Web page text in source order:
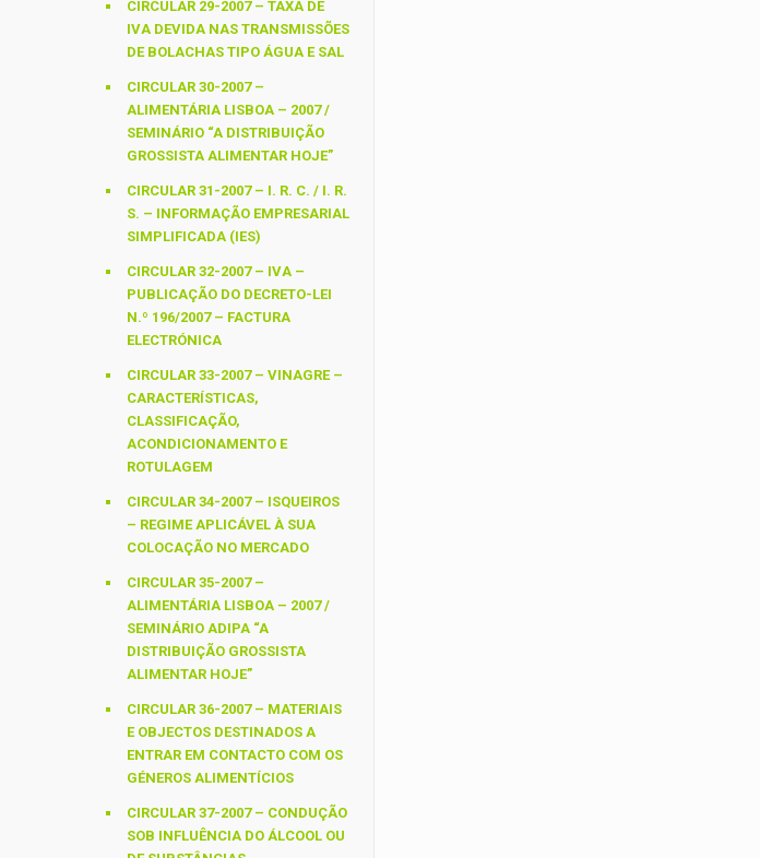
CIRCULAR 29-2007 – TAXA DE
IVA DEVIDA NAS TRANSMISSÕES
DE BOLACHAS TIPO ÁGUA E SAL
CIRCULAR 30-2007 –
ALIMENTÁRIA LISBOA – 2007 /
SEMINÁRIO “A DISTRIBUIÇÃO
GROSSISTA ALIMENTAR HOJE”
CIRCULAR 31-2007 – I. R. C. / I. R.
S. – INFORMAÇÃO EMPRESARIAL
SIMPLIFICADA (IES)
CIRCULAR 32-2007 – IVA –
PUBLICAÇÃO DO DECRETO-LEI
N.º 196/2007 – FACTURA
ELECTRÓNICA
CIRCULAR 33-2007 – VINAGRE –
CARACTERÍSTICAS,
CLASSIFICAÇÃO,
ACONDICIONAMENTO E
ROTULAGEM
CIRCULAR 34-2007 – ISQUEIROS
– REGIME APLICÁVEL À SUA
COLOCAÇÃO NO MERCADO
CIRCULAR 35-2007 –
ALIMENTÁRIA LISBOA – 2007 /
SEMINÁRIO ADIPA “A
DISTRIBUIÇÃO GROSSISTA
ALIMENTAR HOJE”
CIRCULAR 36-2007 – MATERIAIS
E OBJECTOS DESTINADOS A
ENTRAR EM CONTACTO COM OS
GÉNEROS ALIMENTÍCIOS
CIRCULAR 37-2007 – CONDUÇÃO
SOB INFLUÊNCIA DO ÁLCOOL OU